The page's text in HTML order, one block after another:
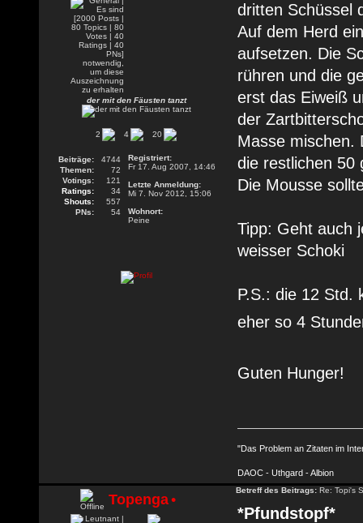
der mit den Fäusten tanzt
2 4 20
Beiträge:
4744
Themen:
72
Votings:
121
Ratings:
34
Shouts:
557
PNs:
54
Registriert:
Fr 17. Aug 2007, 14:46
Letzte Anmeldung:
Mi 7. Nov 2012, 15:06
Wohnort:
Peine
dritten Schüssel
Auf dem Herd
aufsetzen. Die
rühren und die
erst das Eiweiß
der
Masse mischen.
die restlichen 50
Die Mousse
Tipp: Geht auch
weisser Schoki
P.S.: die 12 Std.
eher so 4
Guten Hunger!
"Das Problem an Zitaten im
DAOC - Uthgard - Albion
Topenga•
Betreff des Beitrags: Re: Topi's
*Pfundstopf*